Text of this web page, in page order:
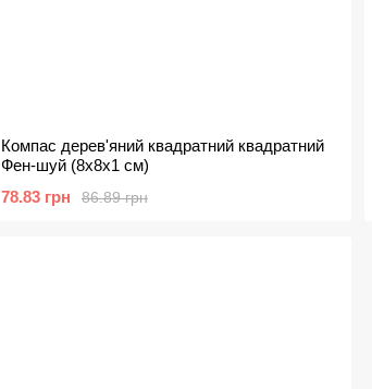
Компас дерев'яний квадратний квадратний
Фен-шуй (8х8х1 см)
86.89 грн
78.83 грн